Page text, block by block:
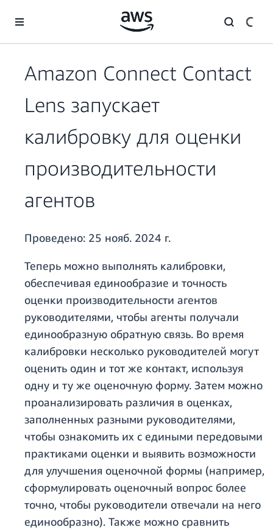
Перейти к главному контенту
Amazon Connect Contact
Lens запускает
калибровку для оценки
производительности
агентов
Проведено: 25 нояб. 2024 г.
Теперь можно выполнять калибровки,
обеспечивая единообразие и точность
оценки производительности агентов
руководителями, чтобы агенты получали
единообразную обратную связь. Во время
калибровки несколько руководителей могут
оценить один и тот же контакт, используя
одну и ту же оценочную форму. Затем можно
проанализировать различия в оценках,
заполненных разными руководителями,
чтобы ознакомить их с едиными передовыми
практиками оценки и выявить возможности
для улучшения оценочной формы (например,
сформулировать оценочный вопрос более
точно, чтобы руководители отвечали на него
единообразно). Также можно сравнить